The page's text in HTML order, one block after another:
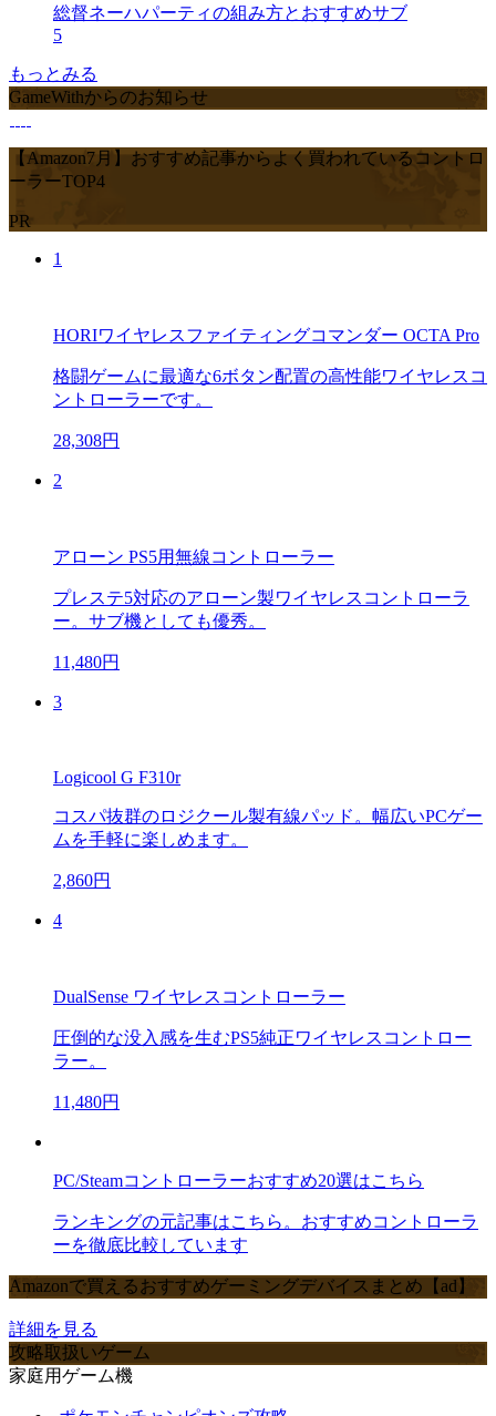
総督ネーハパーティの組み方とおすすめサブ
5
もっとみる
GameWithからのお知らせ
【Amazon7月】おすすめ記事からよく買われているコントロ
ーラーTOP4
PR
1
HORIワイヤレスファイティングコマンダー OCTA Pro
格闘ゲームに最適な6ボタン配置の高性能ワイヤレスコ
ントローラーです。
28,308円
2
アローン PS5用無線コントローラー
プレステ5対応のアローン製ワイヤレスコントローラ
ー。サブ機としても優秀。
11,480円
3
Logicool G F310r
コスパ抜群のロジクール製有線パッド。幅広いPCゲー
ムを手軽に楽しめます。
2,860円
4
DualSense ワイヤレスコントローラー
圧倒的な没入感を生むPS5純正ワイヤレスコントロー
ラー。
11,480円
PC/Steamコントローラーおすすめ20選はこちら
ランキングの元記事はこちら。おすすめコントローラ
ーを徹底比較しています
Amazonで買えるおすすめゲーミングデバイスまとめ【ad】
詳細を見る
攻略取扱いゲーム
家庭用ゲーム機